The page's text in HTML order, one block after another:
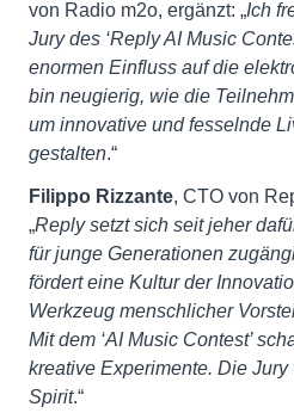
von Radio m2o, ergänzt: „Ich
Jury des ‘Reply AI Music
enormen Einfluss auf die
bin neugierig, wie die
um innovative und fesselnde
gestalten.“
Filippo Rizzante, CTO von
„Reply setzt sich seit jeher
für junge Generationen
fördert eine Kultur der
Werkzeug menschlicher
Mit dem ‘AI Music Contest’
kreative Experimente. Die
Spirit.“